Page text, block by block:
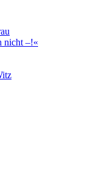
nicht –!«